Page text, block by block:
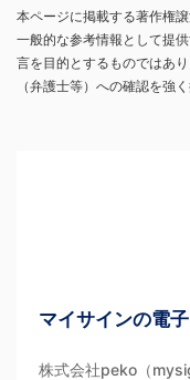
本ページに掲載する著作権
一般的な参考情報として提
言を目的とするものではあ
（弁護士等）への確認を強
マイサインの電
株式会社peko（